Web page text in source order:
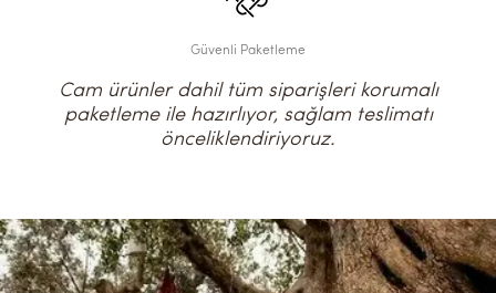
Güvenli Paketleme
Cam ürünler dahil tüm siparişleri korumalı
paketleme ile hazırlıyor, sağlam teslimatı
önceliklendiriyoruz.